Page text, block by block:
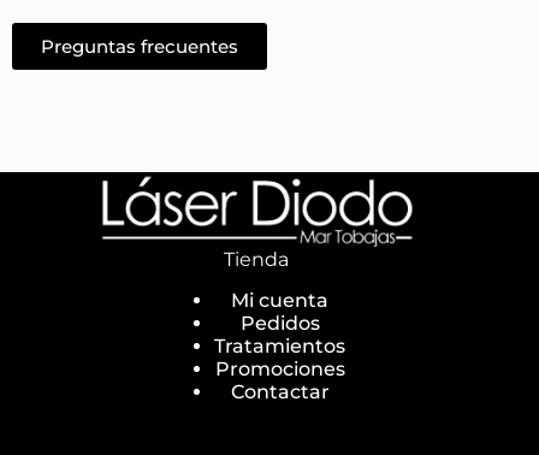
Preguntas frecuentes
Tienda
Mi cuenta
Pedidos
Tratamientos
Promociones
Contactar